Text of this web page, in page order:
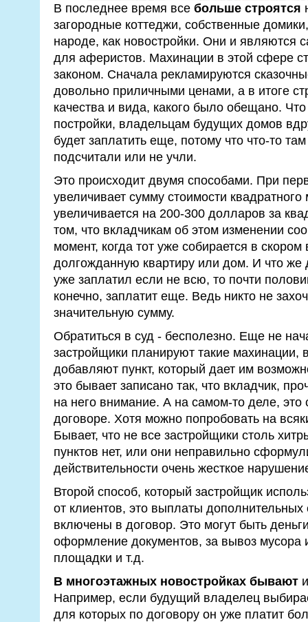
В последнее время все больше строятся
загородные коттеджи, собственные
народе, как новостройки. Они и являются
для аферистов. Махинации в этой сфере
законом. Сначала рекламируются
довольно приличными ценами, а в итоге
качества и вида, какого было обещано.
постройки, владельцам будущих домов
будет заплатить еще, потому что что-то
подсчитали или не учли.
Это происходит двумя способами. При
увеличивает сумму стоимости
увеличивается на 200-300 долларов за
том, что вкладчикам об этом изменении
момент, когда тот уже собирается в
долгожданную квартиру или дом. И что же
уже заплатил если не всю, то почти
конечно, заплатит еще. Ведь никто не
значительную сумму.
Обратиться в суд - бесполезно. Еще не
застройщики планируют такие махинации,
добавляют пункт, который дает им
это бывает записано так, что вкладчик,
на него внимание. А на самом-то деле,
договоре. Хотя можно попробовать на
Бывает, что не все застройщики столь
пунктов нет, или они неправильно
действительности очень жесткое
Второй способ, который застройщик
от клиентов, это выплаты дополнительных
включены в договор. Это могут быть
оформление документов, за вывоз мусора
площадки и т.д.
В многоэтажных новостройках бываюти
Например, если будущий владелец
для которых по договору он уже платит